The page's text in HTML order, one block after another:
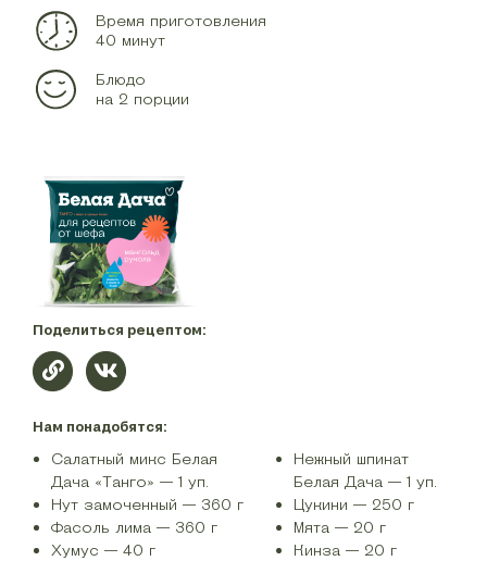
Время приготовления
40 минут
Блюдо
на 2 порции
Поделиться рецептом:
Нам понадобятся:
Салатный микс Белая
Дача «Танго» — 1 уп.
Нежный шпинат
Белая Дача — 1 уп.
Нут замоченный — 360 г
Цукини — 250 г
Фасоль лима — 360 г
Мята — 20 г
Хумус — 40 г
Кинза — 20 г